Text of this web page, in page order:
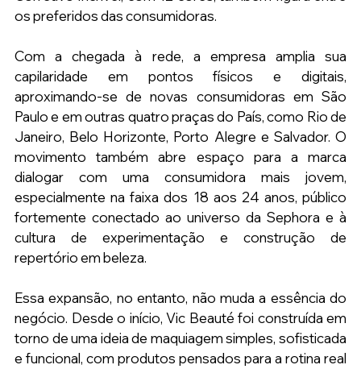
os preferidos das consumidoras.
Com a chegada à rede, a empresa amplia sua
capilaridade em pontos físicos e digitais,
aproximando-se de novas consumidoras em São
Paulo e em outras quatro praças do País, como Rio de
Janeiro, Belo Horizonte, Porto Alegre e Salvador. O
movimento também abre espaço para a marca
dialogar com uma consumidora mais jovem,
especialmente na faixa dos 18 aos 24 anos, público
fortemente conectado ao universo da Sephora e à
cultura de experimentação e construção de
repertório em beleza.
Essa expansão, no entanto, não muda a essência do
negócio. Desde o início, Vic Beauté foi construída em
torno de uma ideia de maquiagem simples, sofisticada
e funcional, com produtos pensados para a rotina real